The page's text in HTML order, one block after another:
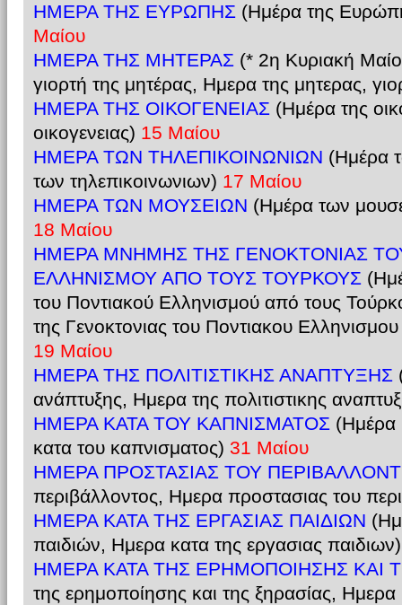
ΗΜΕΡΑ ΤΗΣ ΕΥΡΩΠΗΣ (Ημέρα της
Μαίου
ΗΜΕΡΑ ΤΗΣ ΜΗΤΕΡΑΣ (* 2η Κυριακή
γιορτή της μητέρας, Ημερα της μητερας,
ΗΜΕΡΑ ΤΗΣ ΟΙΚΟΓΕΝΕΙΑΣ (Ημέρα της
οικογενειας) 15 Μαίου
ΗΜΕΡΑ ΤΩΝ ΤΗΛΕΠΙΚΟΙΝΩΝΙΩΝ (Ημέρα
των τηλεπικοινωνιων) 17 Μαίου
ΗΜΕΡΑ ΤΩΝ ΜΟΥΣΕΙΩΝ (Ημέρα των
18 Μαίου
ΗΜΕΡΑ ΜΝΗΜΗΣ ΤΗΣ ΓΕΝΟΚΤΟΝΙΑΣ
ΕΛΛΗΝΙΣΜΟΥ ΑΠΟ ΤΟΥΣ ΤΟΥΡΚΟΥΣ
του Ποντιακού Ελληνισμού από τους
της Γενοκτονιας του Ποντιακου
19 Μαίου
ΗΜΕΡΑ ΤΗΣ ΠΟΛΙΤΙΣΤΙΚΗΣ ΑΝΑΠΤΥΞΗΣ
ανάπτυξης, Ημερα της πολιτιστικης
ΗΜΕΡΑ ΚΑΤΑ ΤΟΥ ΚΑΠΝΙΣΜΑΤΟΣ (Ημέρα
κατα του καπνισματος) 31 Μαίου
ΗΜΕΡΑ ΠΡΟΣΤΑΣΙΑΣ ΤΟΥ
περιβάλλοντος, Ημερα προστασιας του
ΗΜΕΡΑ ΚΑΤΑ ΤΗΣ ΕΡΓΑΣΙΑΣ ΠΑΙΔΙΩΝ
παιδιών, Ημερα κατα της εργασιας
ΗΜΕΡΑ ΚΑΤΑ ΤΗΣ ΕΡΗΜΟΠΟΙΗΣΗΣ ΚΑΙ
της ερημοποίησης και της ξηρασίας,